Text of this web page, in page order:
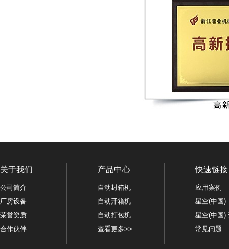
关于我们
公司简介
厂房设备
荣誉资质
合作伙伴
产品中心
自动封箱机
自动开箱机
自动打包机
查看更多>>
快速链接
应用案例
星空(中国)
星空(中国)
常见问题